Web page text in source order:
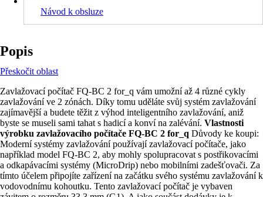
Návod k obsluze
Popis
Přeskočit oblast
Zavlažovací počítač FQ-BC 2 for_q vám umožní až 4 různé cykly
zavlažování ve 2 zónách. Díky tomu uděláte svůj systém zavlažování
zajímavější a budete těžit z výhod inteligentního zavlažování, aniž
byste se museli sami tahat s hadicí a konví na zalévání. Vlastnosti
výrobku zavlažovacího počítače FQ-BC 2 for_q Důvody ke koupi:
Moderní systémy zavlažování používají zavlažovací počítače, jako
například model FQ-BC 2, aby mohly spolupracovat s postřikovacími
a odkapávacími systémy (MicroDrip) nebo mobilními zadešťovači. Za
tímto účelem připojíte zařízení na začátku svého systému zavlažování k
vodovodnímu kohoutku. Tento zavlažovací počítač je vybaven